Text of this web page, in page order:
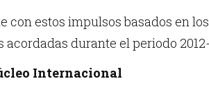
estos impulsos basados en
durante el periodo
Internacional